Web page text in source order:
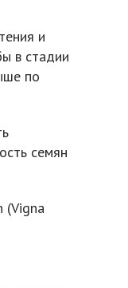
и
в стадии
по
семян
(Vigna